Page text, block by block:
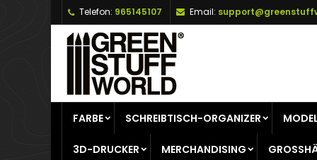
Telefon: 965145107 Email:
FARBE SCHREIBTISCH-ORGANIZER
3D-DRUCKER MERCHANDISING